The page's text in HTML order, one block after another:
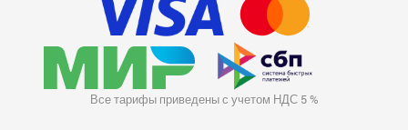
Все тарифы приведены с учетом НДС 5 %